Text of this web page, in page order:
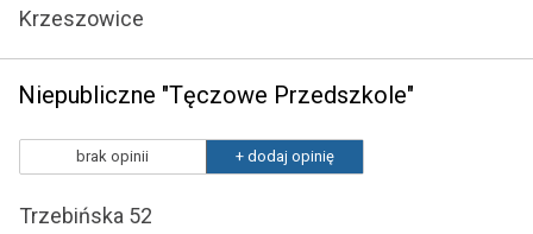
Krzeszowice
Niepubliczne "Tęczowe Przedszkole"
brak opinii + dodaj opinię
Trzebińska 52